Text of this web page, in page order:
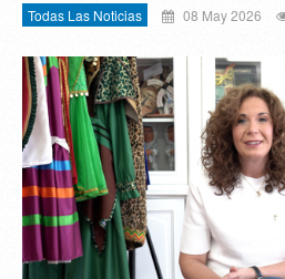
Todas Las Noticias 08 May 2026